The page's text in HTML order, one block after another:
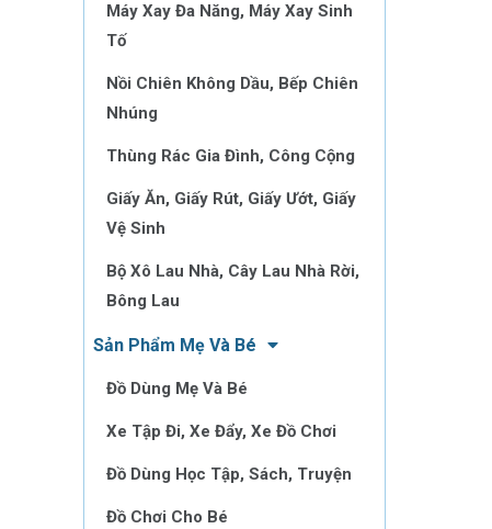
Máy Xay Đa Năng, Máy Xay Sinh
Tố
Nồi Chiên Không Dầu, Bếp Chiên
Nhúng
Thùng Rác Gia Đình, Công Cộng
Giấy Ăn, Giấy Rút, Giấy Ướt, Giấy
Vệ Sinh
Bộ Xô Lau Nhà, Cây Lau Nhà Rời,
Bông Lau
Sản Phẩm Mẹ Và Bé
Đồ Dùng Mẹ Và Bé
Xe Tập Đi, Xe Đẩy, Xe Đồ Chơi
Đồ Dùng Học Tập, Sách, Truyện
Đồ Chơi Cho Bé